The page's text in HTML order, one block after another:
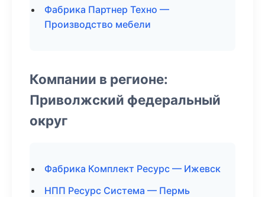
Фабрика Партнер Техно —
Производство мебели
Компании в регионе:
Приволжский федеральный
округ
Фабрика Комплект Ресурс — Ижевск
НПП Ресурс Система — Пермь